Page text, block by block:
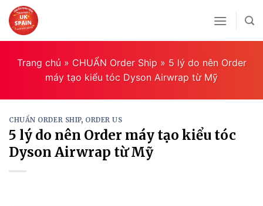
Skip
to
content
Trang chủ» CHUẨN Order Ship» 5 lý do nên Order
máy tạo kiểu tóc Dyson Airwrap từ Mỹ
CHUẨN ORDER SHIP, ORDER US
5 lý do nên Order máy tạo kiểu tóc
Dyson Airwrap từ Mỹ